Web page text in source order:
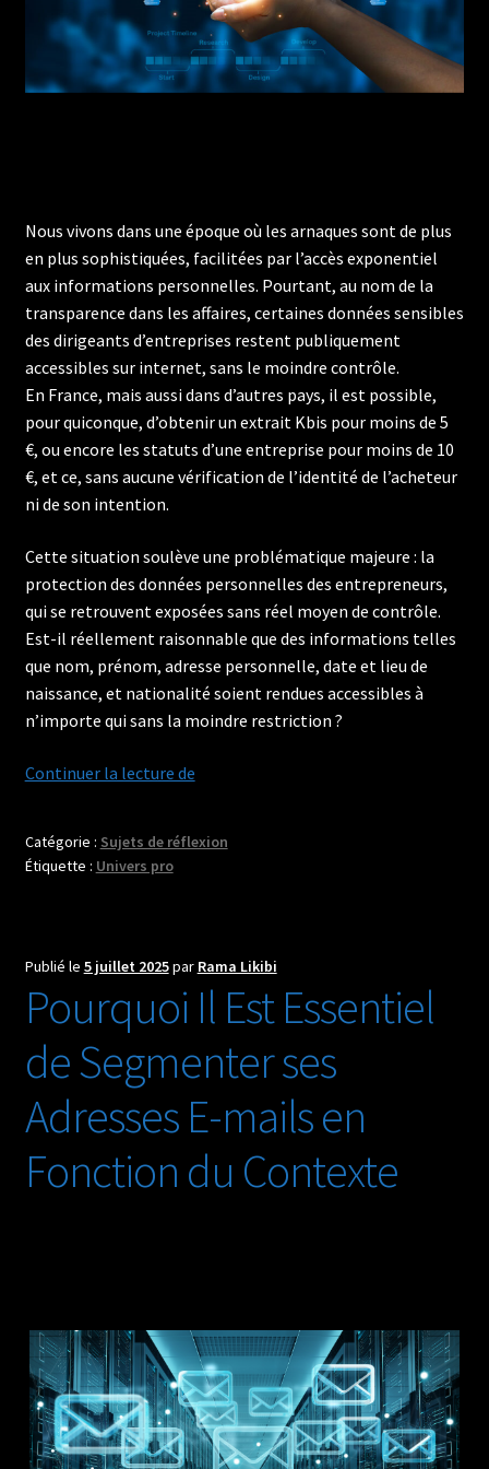
Nous vivons dans une époque où les arnaques sont de plus
en plus sophistiquées, facilitées par l’accès exponentiel
aux informations personnelles. Pourtant, au nom de la
transparence dans les affaires, certaines données sensibles
des dirigeants d’entreprises restent publiquement
accessibles sur internet, sans le moindre contrôle.
En France, mais aussi dans d’autres pays, il est possible,
pour quiconque, d’obtenir un extrait Kbis pour moins de 5
€, ou encore les statuts d’une entreprise pour moins de 10
€, et ce, sans aucune vérification de l’identité de l’acheteur
ni de son intention.
Cette situation soulève une problématique majeure : la
protection des données personnelles des entrepreneurs,
qui se retrouvent exposées sans réel moyen de contrôle.
Est-il réellement raisonnable que des informations telles
que nom, prénom, adresse personnelle, date et lieu de
naissance, et nationalité soient rendues accessibles à
n’importe qui sans la moindre restriction ?
Continuer la lecture deDirigeants
une
nos
données
personnelles
pose
problème
Catégorie : Sujets de réflexion
Étiquette : Univers pro
Publié le 5 juillet 2025par Rama Likibi
Pourquoi Il Est Essentiel
de Segmenter ses
Adresses E-mails en
Fonction du Contexte